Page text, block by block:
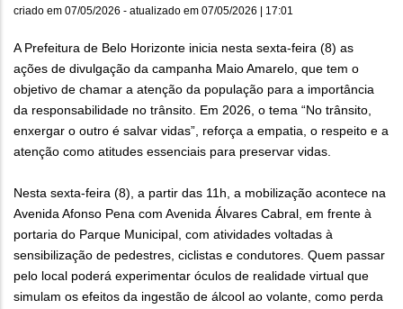
criado em 07/05/2026 - atualizado em 07/05/2026 | 17:01
A Prefeitura de Belo Horizonte inicia nesta sexta-feira (8) as
ações de divulgação da campanha Maio Amarelo, que tem o
objetivo de chamar a atenção da população para a importância
da responsabilidade no trânsito. Em 2026, o tema “No trânsito,
enxergar o outro é salvar vidas”, reforça a empatia, o respeito e a
atenção como atitudes essenciais para preservar vidas.
Nesta sexta-feira (8), a partir das 11h, a mobilização acontece na
Avenida Afonso Pena com Avenida Álvares Cabral, em frente à
portaria do Parque Municipal, com atividades voltadas à
sensibilização de pedestres, ciclistas e condutores. Quem passar
pelo local poderá experimentar óculos de realidade virtual que
simulam os efeitos da ingestão de álcool ao volante, como perda